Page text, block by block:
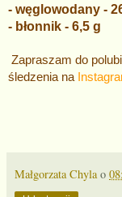
- węglowodany -
- błonnik - 6,5 g
Zapraszam do
śledzenia na
Małgorzata Chyla o